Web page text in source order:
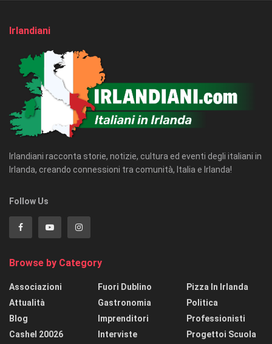
Irlandiani
Irlandiani racconta storie, notizie, cultura ed eventi degli italiani in
Irlanda, creando connessioni tra comunità, Italia e Irlanda!
Follow Us
Browse by Category
Associazioni
Attualità
Blog
Cashel 20026
Fuori Dublino
Gastronomia
Imprenditori
Interviste
Pizza In Irlanda
Politica
Professionisti
Progettoi Scuola